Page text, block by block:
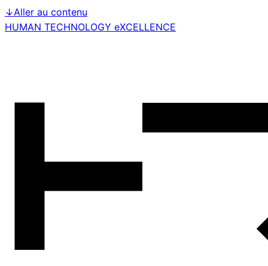
↓Aller au contenu
HUMAN TECHNOLOGY eXCELLENCE